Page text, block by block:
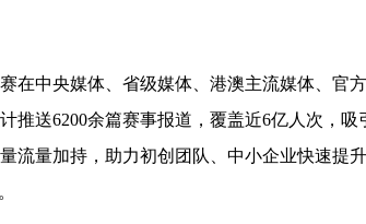
在中央媒体、省级媒体、港澳主流媒体、官
推送6200余篇赛事报道，覆盖近6亿人次，
流量加持，助力初创团队、中小企业快速提